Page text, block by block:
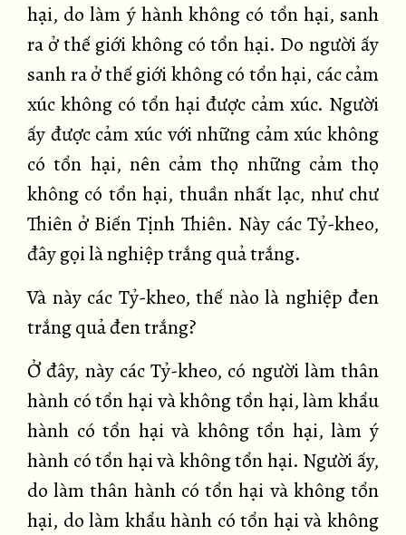
hại, do làm ý hành không có tổn hại, sanh
ra ở thế giới không có tổn hại. Do người ấy
sanh ra ở thế giới không có tổn hại, các cảm
xúc không có tổn hại được cảm xúc. Người
ấy được cảm xúc với những cảm xúc không
có tổn hại, nên cảm thọ những cảm thọ
không có tổn hại, thuần nhất lạc, như chư
Thiên ở Biến Tịnh Thiên. Này các Tỷ-kheo,
đây gọi là nghiệp trắng quả trắng.
Và này các Tỷ-kheo, thế nào là nghiệp đen
trắng quả đen trắng?
Ở đây, này các Tỷ-kheo, có người làm thân
hành có tổn hại và không tổn hại, làm khẩu
hành có tổn hại và không tổn hại, làm ý
hành có tổn hại và không tổn hại. Người ấy,
do làm thân hành có tổn hại và không tổn
hại, do làm khẩu hành có tổn hại và không